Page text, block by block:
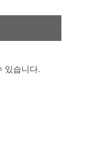
있습니다.